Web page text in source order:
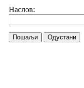
Наслов:
Пошаљи Одустани